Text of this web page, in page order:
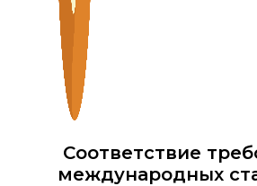
Соответствие
международных